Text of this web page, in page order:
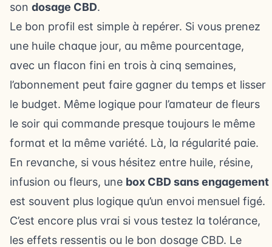
son dosage CBD.
Le bon profil est simple à repérer. Si vous prenez
une huile chaque jour, au même pourcentage,
avec un flacon fini en trois à cinq semaines,
l’abonnement peut faire gagner du temps et lisser
le budget. Même logique pour l’amateur de fleurs
le soir qui commande presque toujours le même
format et la même variété. Là, la régularité paie.
En revanche, si vous hésitez entre huile, résine,
infusion ou fleurs, une box CBD sans engagement
est souvent plus logique qu’un envoi mensuel figé.
C’est encore plus vrai si vous testez la tolérance,
les effets ressentis ou le bon dosage CBD. Le